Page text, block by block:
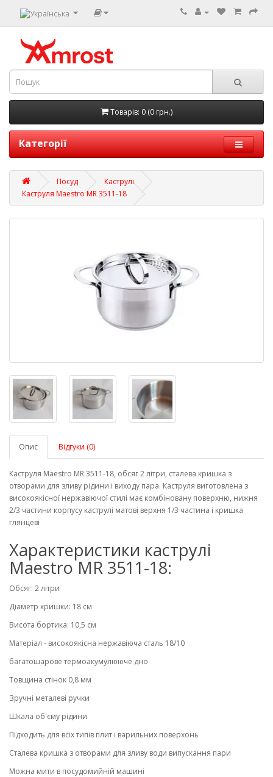
Товарів: 0 (0 грн.)
Категорії
Посуд
Каструлі
Каструля Maestro MR 3511-18
Опис Відгуки (0)
Каструля Maestro MR 3511-18, обсяг 2 літри, сталева кришка з
отворами для зливу рідини і виходу пара. Каструля виготовлена ​​з
високоякісної нержавіючої стилі має комбіновану поверхню, нижня
2/3 частини корпусу каструлі матові верхня 1/3 частина і кришка
глянцеві
Характеристики каструлі
Maestro MR 3511-18:
Обсяг: 2 літри
Діаметр кришки: 18 см
Висота бортика: 10,5 см
Матеріал - високоякісна нержавіюча сталь 18/10
багатошарове термоакумулююче дно
Товщина стінок 0,8 мм
Зручні металеві ручки
Шкала об'єму рідини
Підходить для всіх типів плит і варильних поверхонь
Сталева кришка з отворами для зливу води випускання пари
Можна мити в посудомийній машині